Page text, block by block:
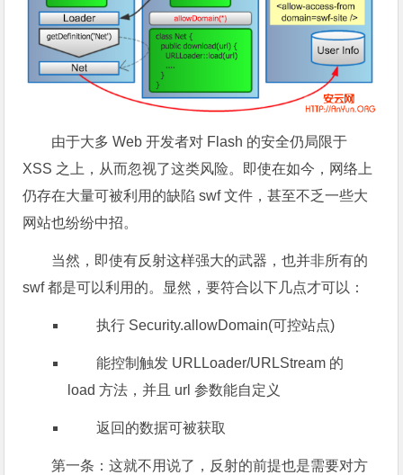
由于大多 Web 开发者对 Flash 的安全仍局限于
XSS 之上，从而忽视了这类风险。即使在如今，网络上
仍存在大量可被利用的缺陷 swf 文件，甚至不乏一些大
网站也纷纷中招。
当然，即使有反射这样强大的武器，也并非所有的
swf 都是可以利用的。显然，要符合以下几点才可以：
执行 Security.allowDomain(可控站点)
能控制触发 URLLoader/URLStream 的
load 方法，并且 url 参数能自定义
返回的数据可被获取
第一条：这就不用说了，反射的前提也是需要对方